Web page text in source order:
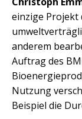
einzige Projekt
anderem
Auftrag des
Nutzung
Beispiel die